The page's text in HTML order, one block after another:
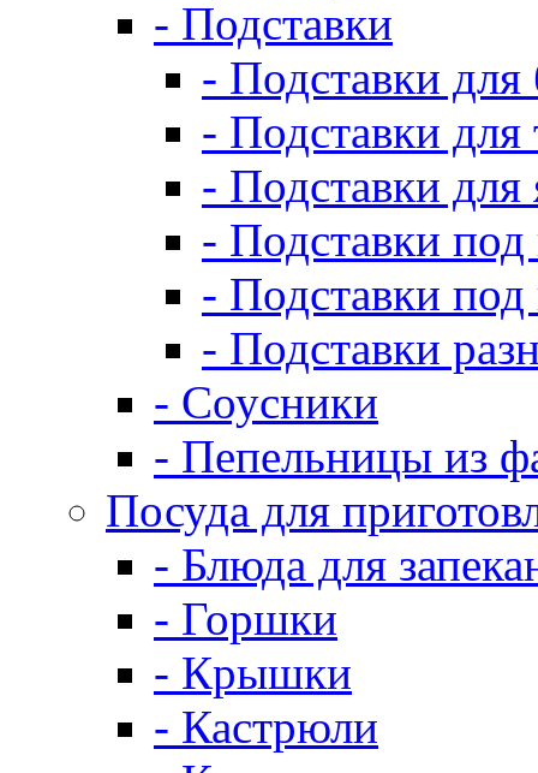
- Подставки
- Подставки
- Подставки для
- Подставки для
- Подставки
- Подставки под
- Подставки
- Соусники
- Пепельницы из
Посуда для
- Блюда для
- Горшки
- Крышки
- Кастрюли